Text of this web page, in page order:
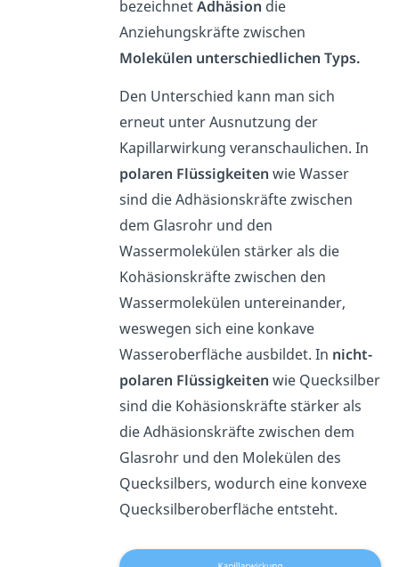
bezeichnetAdhäsion die
Anziehungskräfte zwischen
Molekülen unterschiedlichen Typs.
Den Unterschied kann man sich
erneut unter Ausnutzung der
Kapillarwirkung veranschaulichen. In
polaren Flüssigkeiten wie Wasser
sind die Adhäsionskräfte zwischen
dem Glasrohr und den
Wassermolekülen stärker als die
Kohäsionskräfte zwischen den
Wassermolekülen untereinander,
weswegen sich eine konkave
Wasseroberfläche ausbildet. In nicht-
polaren Flüssigkeiten wie Quecksilber
sind die Kohäsionskräfte stärker als
die Adhäsionskräfte zwischen dem
Glasrohr und den Molekülen des
Quecksilbers, wodurch eine konvexe
Quecksilberoberfläche entsteht.